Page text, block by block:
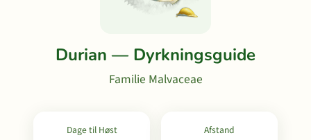
Durian — Dyrkningsguide
Familie Malvaceae
Dage til Høst Afstand